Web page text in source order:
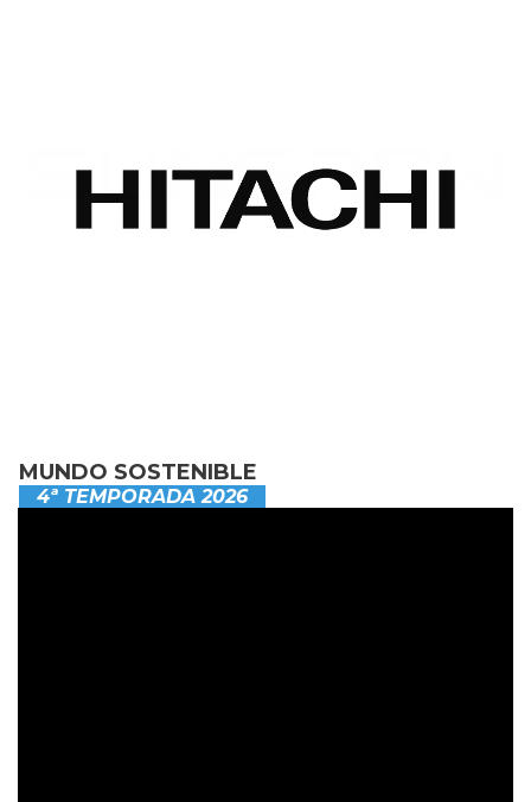
MUNDO SOSTENIBLE
4ª TEMPORADA 2026